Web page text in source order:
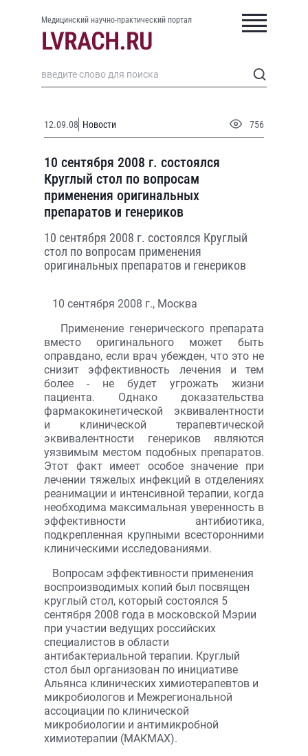
Медицинский научно-практический портал
12.09.08 Новости 756
10 сентября 2008 г. состоялся
Круглый стол по вопросам
применения оригинальных
препаратов и генериков
10 сентября 2008 г. состоялся Круглый
стол по вопросам применения
оригинальных препаратов и генериков
10 сентября 2008 г., Москва
Применение генерического препарата
вместо оригинального может быть
оправдано, если врач убежден, что это не
снизит эффективность лечения и тем
более - не будет угрожать жизни
пациента. Однако доказательства
фармакокинетической эквивалентности
и клинической терапевтической
эквивалентности генериков являются
уязвимым местом подобных препаратов.
Этот факт имеет особое значение при
лечении тяжелых инфекций в отделениях
реанимации и интенсивной терапии, когда
необходима максимальная уверенность в
эффективности антибиотика,
подкрепленная крупными всесторонними
клиническими исследованиями.
Вопросам эффективности применения
воспроизводимых копий был посвящен
круглый стол, который состоялся 5
сентября 2008 года в московской Мэрии
при участии ведущих российских
специалистов в области
антибактериальной терапии. Круглый
стол был организован по инициативе
Альянса клинических химиотерапевтов и
микробиологов и Межрегиональной
ассоциации по клинической
микробиологии и антимикробной
химиотерапии (МАКМAХ).